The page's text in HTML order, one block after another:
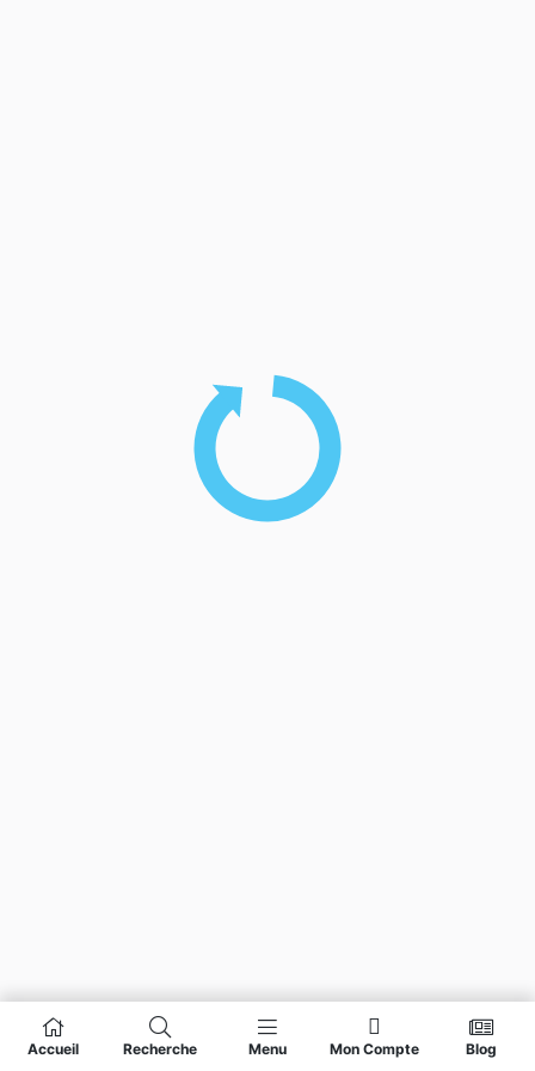
Accueil Recherche Menu Mon Compte Blog